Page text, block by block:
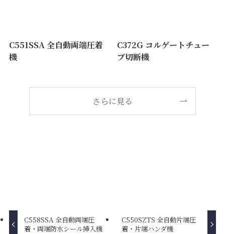
C551SSA 全自動両端圧着
機
C372G コルゲートチュー
ブ切断機
さらに見る
C558SSA 全自動両端圧
着・両端防水シール挿入機
C550SZTS 全自動片端圧
着・片端ハンダ機